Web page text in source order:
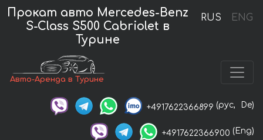
RUS ENG
Прокат авто Mercedes-Benz
S-Class S500 Cabriolet в
Турине
Авто-Аренда в Турине
+4917622366899 (рус, De)
+4917622366900 (Eng)